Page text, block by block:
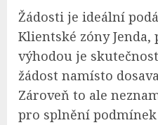
Žádosti je ideální
Klientské zóny
výhodou je
žádost namísto
Zároveň to ale
pro splnění